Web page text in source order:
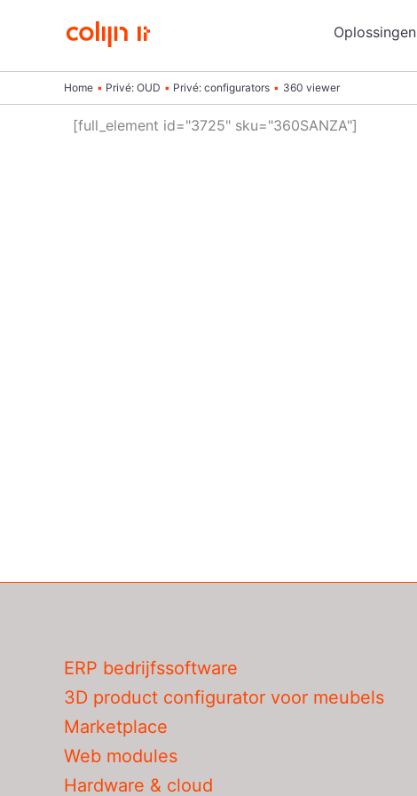
Oplossingen
Home Privé: OUD Privé: configurators 360 viewer
[full_element id="3725" sku="360SANZA"]
ERP bedrijfssoftware
3D product configurator voor meubels
Marketplace
Web modules
Hardware & cloud